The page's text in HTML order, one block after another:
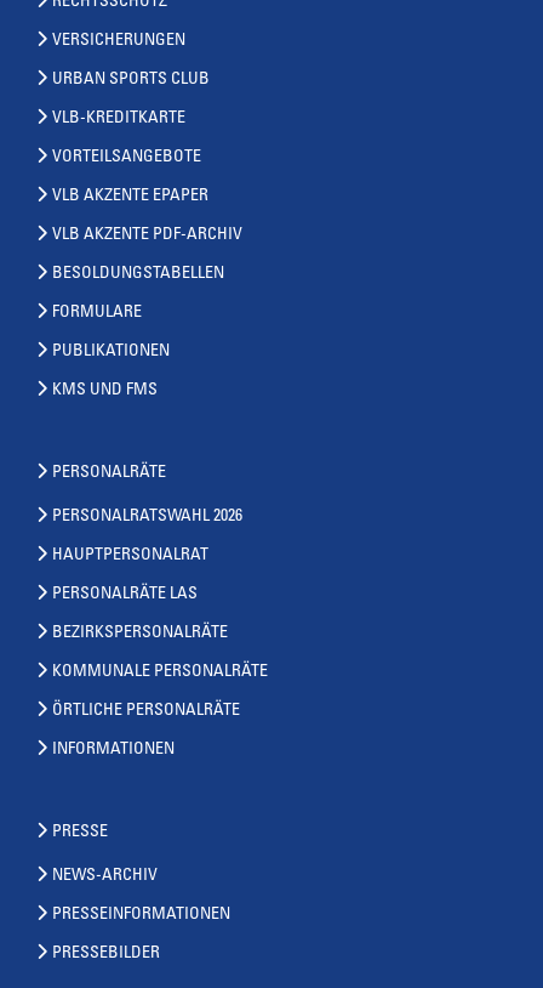
VERSICHERUNGEN
URBAN SPORTS CLUB
VLB-KREDITKARTE
VORTEILSANGEBOTE
VLB AKZENTE EPAPER
VLB AKZENTE PDF-ARCHIV
BESOLDUNGSTABELLEN
FORMULARE
PUBLIKATIONEN
KMS UND FMS
PERSONALRÄTE
PERSONALRATSWAHL 2026
HAUPTPERSONALRAT
PERSONALRÄTE LAS
BEZIRKSPERSONALRÄTE
KOMMUNALE PERSONALRÄTE
ÖRTLICHE PERSONALRÄTE
INFORMATIONEN
PRESSE
NEWS-ARCHIV
PRESSEINFORMATIONEN
PRESSEBILDER